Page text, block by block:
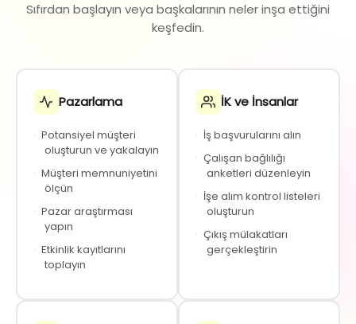
Sıfırdan başlayın veya başkalarının neler inşa ettiğini
keşfedin.
Pazarlama
· Potansiyel müşteri
oluşturun ve yakalayın
· Müşteri memnuniyetini
ölçün
· Pazar araştırması
yapın
· Etkinlik kayıtlarını
toplayın
İK ve İnsanlar
· İş başvurularını alın
· Çalışan bağlılığı
anketleri düzenleyin
· İşe alım kontrol listeleri
oluşturun
· Çıkış mülakatları
gerçekleştirin